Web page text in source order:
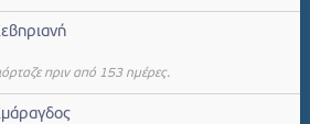
πριν από 153 ημέρες.